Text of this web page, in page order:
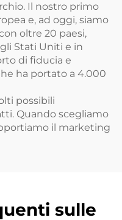
Il nostro primo
e, ad oggi, siamo
oltre 20 paesi,
Stati Uniti e in
di fiducia e
ha portato a 4.000
possibili
Quando scegliamo
il marketing
sulle